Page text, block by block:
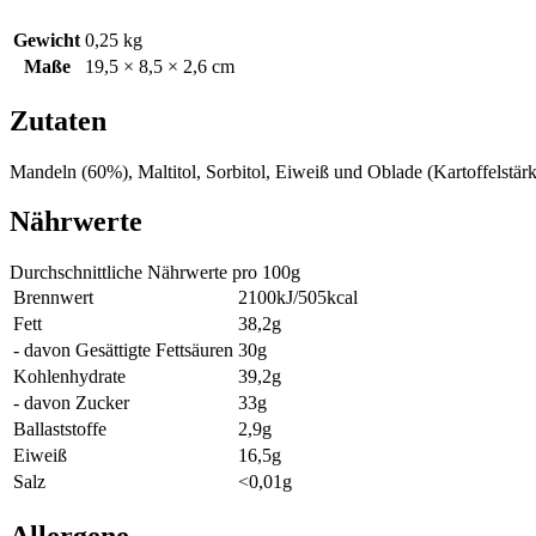
Gewicht 0,25 kg
Maße
19,5 × 8,5 × 2,6 cm
Zutaten
Mandeln (60%), Maltitol, Sorbitol, Eiweiß und Oblade
Nährwerte
Durchschnittliche Nährwerte pro 100g
Brennwert
2100kJ/505kcal
Fett
38,2g
- davon Gesättigte Fettsäuren 30g
Kohlenhydrate
39,2g
- davon Zucker
33g
Ballaststoffe
2,9g
Eiweiß
16,5g
Salz
<0,01g